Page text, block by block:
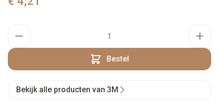
Bestel
Bekijk alle producten van 3M